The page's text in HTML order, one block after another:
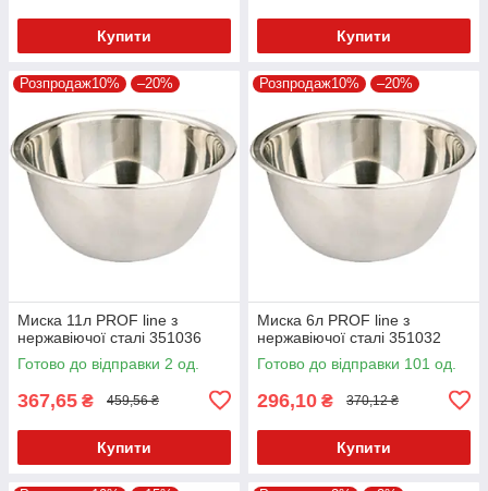
Купити Купити
Розпродаж10% –20%
Миска 11л PROF line з
нержавіючої сталі 351036
Готово до відправки 2 од.
367,65 ₴ 459,56 ₴
Купити
Розпродаж10% –20%
Миска 6л PROF line з
нержавіючої сталі 351032
Готово до відправки 101 од.
296,10 ₴ 370,12 ₴
Купити